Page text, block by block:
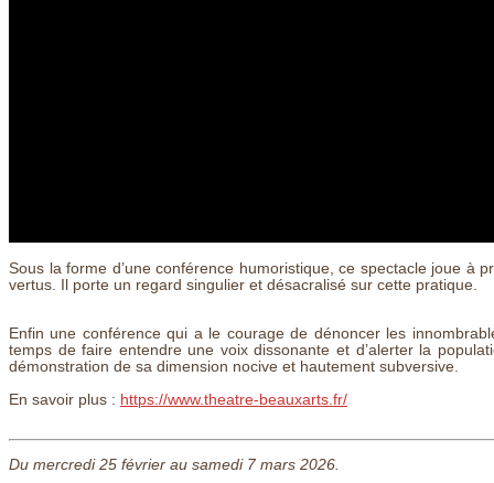
Sous la forme d’une conférence humoristique, ce spectacle joue à
vertus. Il porte un regard singulier et désacralisé sur cette pratique.
Enfin une conférence qui a le courage de dénoncer les
temps de faire entendre une voix dissonante et d’alerter la
démonstration de sa dimension nocive et hautement subversive.
En savoir plus : https://www.theatre-beauxarts.fr/
Du mercredi 25 février au samedi 7 mars 2026.